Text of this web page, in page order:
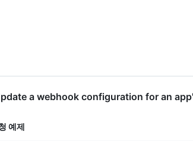
a webhook configuration for an
예제